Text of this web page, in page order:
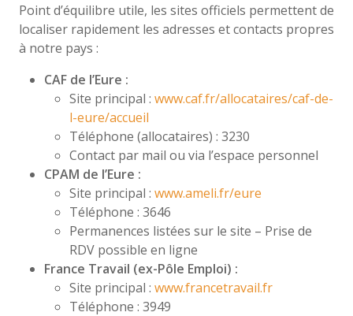
Point d’équilibre utile, les sites officiels permettent de
localiser rapidement les adresses et contacts propres
à notre pays :
CAF de l’Eure :
Site principal : www.caf.fr/allocataires/caf-de-
l-eure/accueil
Téléphone (allocataires) : 3230
Contact par mail ou via l’espace personnel
CPAM de l’Eure :
Site principal : www.ameli.fr/eure
Téléphone : 3646
Permanences listées sur le site – Prise de
RDV possible en ligne
France Travail (ex-Pôle Emploi) :
Site principal : www.francetravail.fr
Téléphone : 3949